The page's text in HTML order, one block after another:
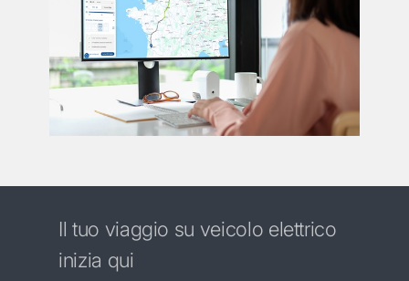
Il tuo viaggio su veicolo elettrico
inizia qui